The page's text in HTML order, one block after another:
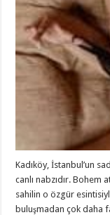
Kadıköy, İstanbul’un
canlı nabzıdır. Bohem
sahilin o özgür
buluşmadan çok daha